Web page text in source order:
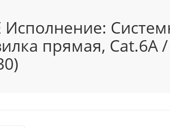
Исполнение:
прямая, Cat.6A /